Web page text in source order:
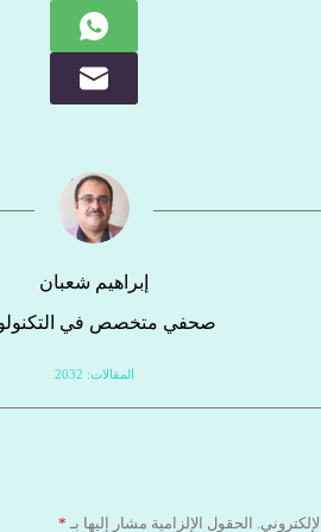
إبراهيم شعبان
صحفي متخصص في
المقالات: 2032
الحقول الإلزامية مشار إليها بـ *